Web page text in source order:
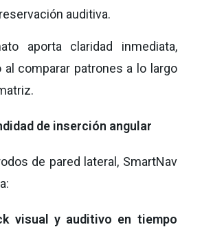
auditiva.
aporta claridad inmediata,
al comparar patrones a lo largo
de inserción angular
de pared lateral, SmartNav
visual y auditivo en tiempo